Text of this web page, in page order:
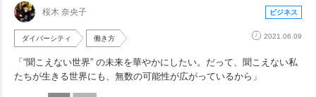
桜木 奈央子 ビジネス
ダイバーシティ 働き方 2021.06.09
「“聞こえない世界” の未来を華やかにしたい。だって、聞こえない私
たちが生きる世界にも、無数の可能性が広がっているから」